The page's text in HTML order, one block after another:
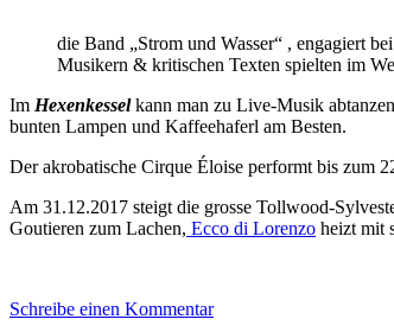
die Band „Strom und Wasser“ , engagiert bei
Musikern & kritischen Texten spielten im
Im Hexenkesselkann man zu Live-Musik
bunten Lampen und Kaffeehaferl am Besten.
Der akrobatische Cirque Éloise performt bis zum
Am 31.12.2017 steigt die grosse Tollwood-
Goutieren zum Lachen, Ecco di Lorenzo heizt mit
Schreibe einen Kommentar